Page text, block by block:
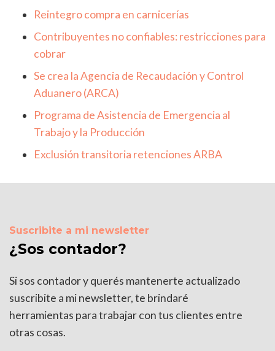
Reintegro compra en carnicerías
Contribuyentes no confiables: restricciones para
cobrar
Se crea la Agencia de Recaudación y Control
Aduanero (ARCA)
Programa de Asistencia de Emergencia al
Trabajo y la Producción
Exclusión transitoria retenciones ARBA
Suscribite a mi newsletter
¿Sos contador?
Si sos contador y querés mantenerte actualizado
suscribite a mi newsletter, te brindaré
herramientas para trabajar con tus clientes entre
otras cosas.